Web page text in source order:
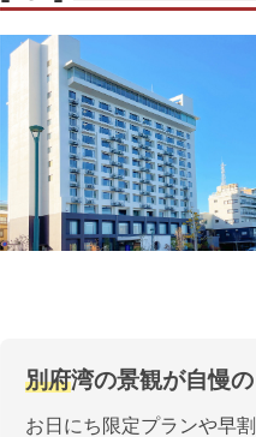
別府湾の景観が自慢
お日にち限定プランや早